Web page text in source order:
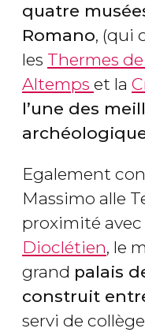
quatre
Romano, (qui
les Thermes
Altemps et la
l’une des
Egalement
Massimo alle
proximité avec
Dioclétien, le
grand palais
construit
servi de